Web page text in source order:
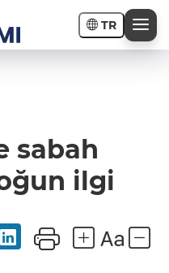
TR
sabah
ilgi